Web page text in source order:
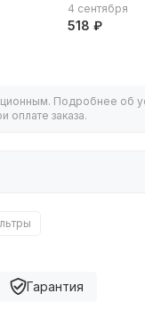
4 сентября
518 ₽
Подробнее об
оплате заказа.
Гарантия